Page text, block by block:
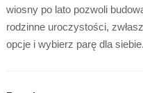
wiosny po lato pozwoli
rodzinne uroczystości,
opcje i wybierz parę dla siebie.
KORDA